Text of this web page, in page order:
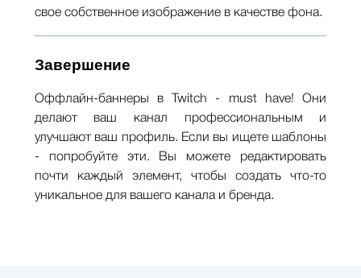
свое собственное изображение в качестве фона.
Завершение
Оффлайн-баннеры в Twitch - must have! Они
делают ваш канал профессиональным и
улучшают ваш профиль. Если вы ищете шаблоны
- попробуйте эти. Вы можете редактировать
почти каждый элемент, чтобы создать что-то
уникальное для вашего канала и бренда.